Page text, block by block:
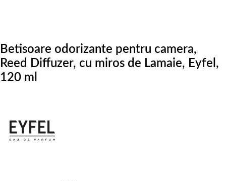
Betisoare odorizante pentru camera,
Reed Diffuzer, cu miros de Lamaie, Eyfel,
120 ml